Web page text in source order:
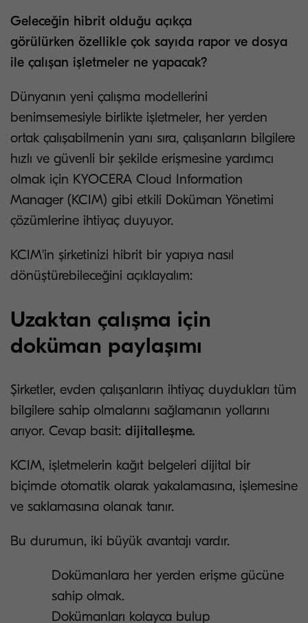
Geleceğin hibrit olduğu açıkça
görülürken özellikle çok sayıda rapor ve dosya
ile çalışan işletmeler ne yapacak?
Dünyanın yeni çalışma modellerini
benimsemesiyle birlikte işletmeler, her yerden
ortak çalışabilmenin yanı sıra, çalışanların bilgilere
hızlı ve güvenli bir şekilde erişmesine yardımcı
olmak için KYOCERA Cloud Information
Manager (KCIM) gibi etkili Doküman Yönetimi
çözümlerine ihtiyaç duyuyor.
KCIM'in şirketinizi hibrit bir yapıya nasıl
dönüştürebileceğini açıklayalım:
Uzaktan çalışma için
doküman paylaşımı
Şirketler, evden çalışanların ihtiyaç duydukları tüm
bilgilere sahip olmalarını sağlamanın yollarını
arıyor. Cevap basit: dijitalleşme.
KCIM, işletmelerin kağıt belgeleri dijital bir
biçimde otomatik olarak yakalamasına, işlemesine
ve saklamasına olanak tanır.
Bu durumun, iki büyük avantajı vardır.
Dokümanlara her yerden erişme gücüne
sahip olmak.
Dokümanları kolayca bulup